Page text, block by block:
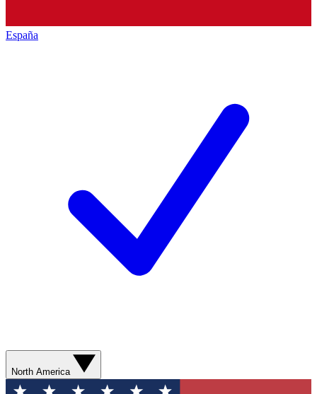
España
North America